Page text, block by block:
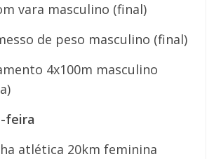
vara masculino (final)
de peso masculino (final)
4x100m masculino
feira
atlética 20km feminina